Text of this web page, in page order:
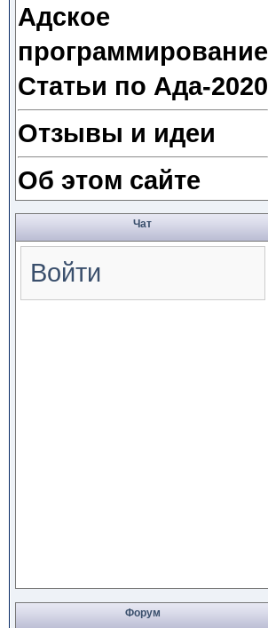
Адское
программирование
Статьи по Ада-2020
Отзывы и идеи
Об этом сайте
Чат
Войти
Форум